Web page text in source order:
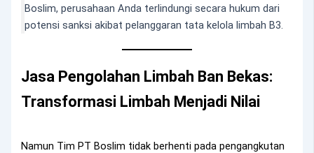
Boslim, perusahaan Anda terlindungi secara hukum dari
potensi sanksi akibat pelanggaran tata kelola limbah B3.
Jasa Pengolahan Limbah Ban Bekas:
Transformasi Limbah Menjadi Nilai
Namun Tim PT Boslim tidak berhenti pada pengangkutan